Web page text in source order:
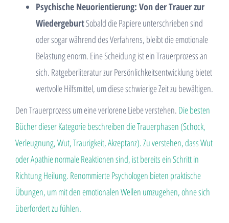
Psychische Neuorientierung: Von der Trauer zur
WiedergeburtSobald die Papiere unterschrieben sind
oder sogar während des Verfahrens, bleibt die emotionale
Belastung enorm. Eine Scheidung ist ein Trauerprozess an
sich. Ratgeberliteratur zur Persönlichkeitsentwicklung bietet
wertvolle Hilfsmittel, um diese schwierige Zeit zu bewältigen.
Den Trauerprozess um eine verlorene Liebe verstehen. Die besten
Bücher dieser Kategorie beschreiben die Trauerphasen (Schock,
Verleugnung, Wut, Traurigkeit, Akzeptanz). Zu verstehen, dass Wut
oder Apathie normale Reaktionen sind, ist bereits ein Schritt in
Richtung Heilung. Renommierte Psychologen bieten praktische
Übungen, um mit den emotionalen Wellen umzugehen, ohne sich
überfordert zu fühlen.